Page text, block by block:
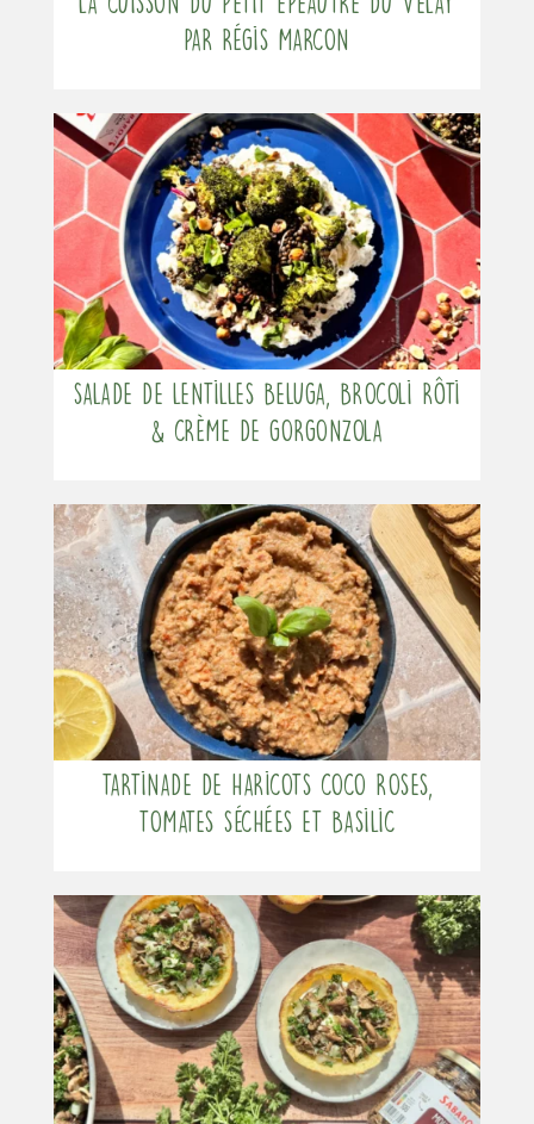
par Régis Marcon
Salade de lentilles beluga, brocoli rôti
& crème de gorgonzola
Tartinade de haricots coco roses,
tomates séchées et basilic